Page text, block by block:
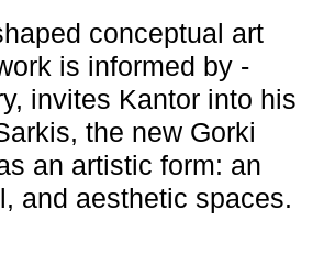
conceptual art
is informed by
invites Kantor into his
the new Gorki
an artistic form: an
and aesthetic spaces.